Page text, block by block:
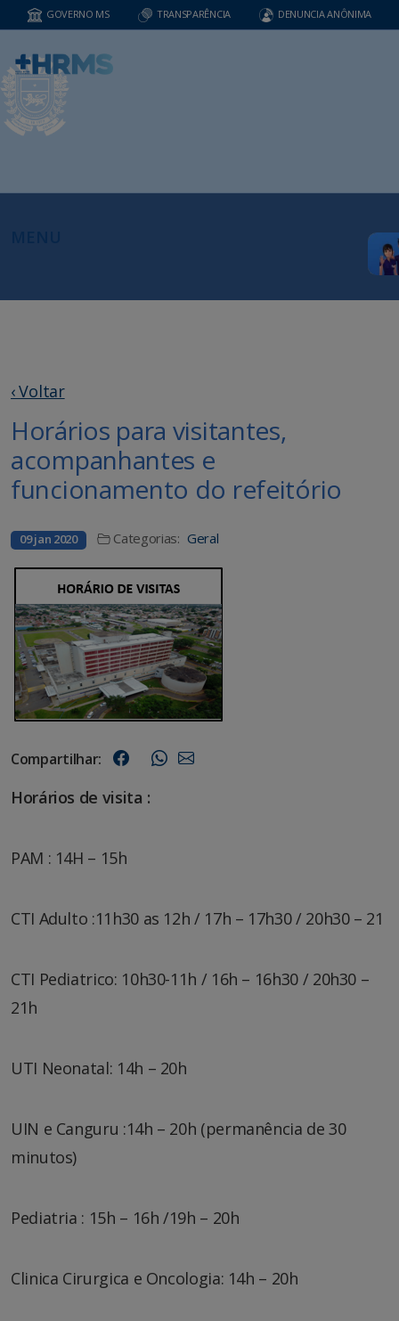
GOVERNO MS TRANSPARÊNCIA DENUNCIA ANÔNIMA
‹ Voltar
Horários para visitantes,
acompanhantes e
funcionamento do refeitório
09 jan 2020 Categorias: Geral
Compartilhar:
Horários de visita :
PAM : 14H – 15h
CTI Adulto :11h30 as 12h / 17h – 17h30 / 20h30 – 21
CTI Pediatrico: 10h30-11h / 16h – 16h30 / 20h30 –
21h
UTI Neonatal: 14h – 20h
UIN e Canguru :14h – 20h (permanência de 30
minutos)
Pediatria : 15h – 16h /19h – 20h
Clinica Cirurgica e Oncologia: 14h – 20h